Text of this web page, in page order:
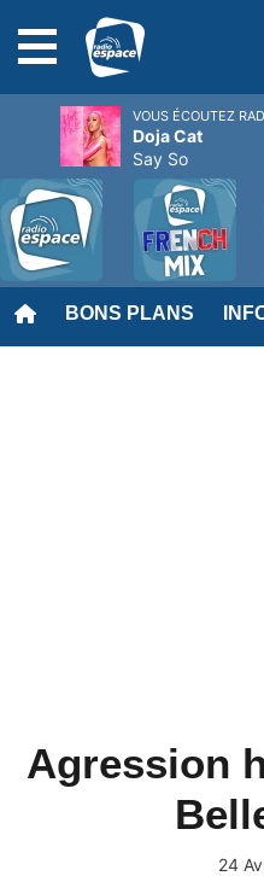
BONS PLANS
Agression
24
VOUS ÉCOUTEZ
Doja Cat
Say So